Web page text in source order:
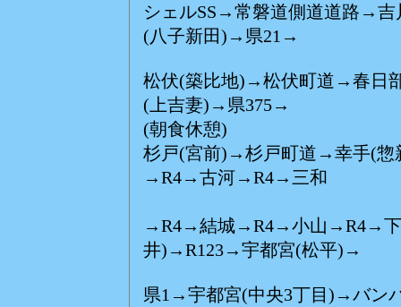
シェルSS→常磐道側道道路→
(八子新田)→県21→
松伏(築比地)→松伏町道→春日
(上吉妻)→県375→
(朝食休憩)
杉戸(宮前)→杉戸町道→幸手(
→R4→古河→R4→三和
→R4→結城→R4→小山→R4→
井)→R123→宇都宮(松平)→
県1→宇都宮(中央3丁目)→バン